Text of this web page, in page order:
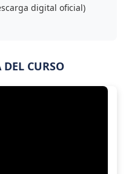
digital oficial)
DEL CURSO